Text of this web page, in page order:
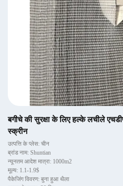
बगीचे की सुरक्षा के लिए हल्के लचीले
स्क्रीन
उत्पत्ति के प्लेस: चीन
ब्रांड नाम: Shuntian
न्यूनतम आदेश मात्रा: 1000m2
मूल्य: 1.1-1.9$
पैकेजिंग विवरण: बुना हुआ थैला